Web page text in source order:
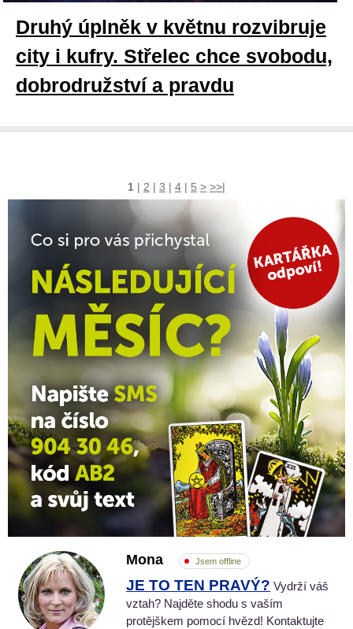
Druhý úplněk v květnu rozvibruje
city i kufry. Střelec chce svobodu,
dobrodružství a pravdu
1 | 2 | 3 | 4 | 5 > >>|
Mona Jsem offline
JE TO TEN PRAVÝ? Vydrží váš
vztah? Najděte shodu s vaším
protějškem pomocí hvězd! Kontaktujte